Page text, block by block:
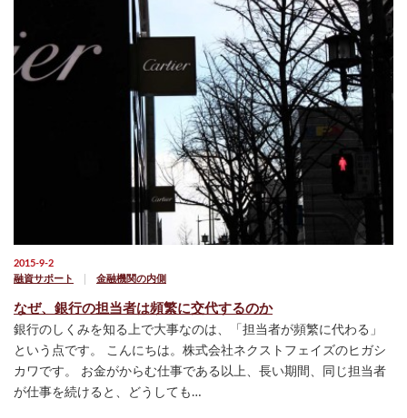
2015-9-2
融資サポート
金融機関の内側
なぜ、銀行の担当者は頻繁に交代するのか
銀行のしくみを知る上で大事なのは、「担当者が頻繁に代わる」
という点です。 こんにちは。株式会社ネクストフェイズのヒガシ
カワです。 お金がからむ仕事である以上、長い期間、同じ担当者
が仕事を続けると、どうしても…